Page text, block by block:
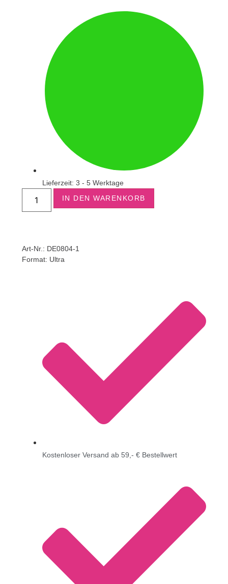
Lieferzeit: 3 - 5 Werktage
IN DEN WARENKORB
Art-Nr.: DE0804-1
Format: Ultra
Kostenloser Versand ab 59,- € Bestellwert